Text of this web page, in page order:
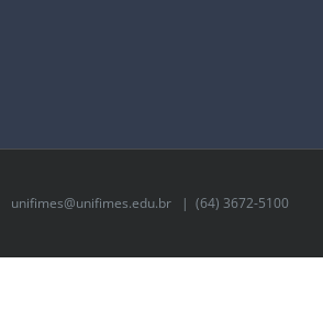
unifimes@unifimes.edu.br | (64) 3672-5100